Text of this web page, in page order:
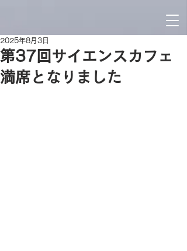
第37回サイエンスカフェ
満席となりました
2025年8月3日